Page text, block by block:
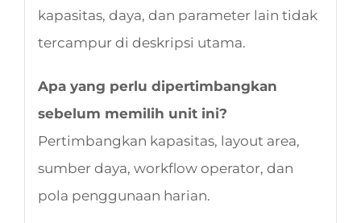
kapasitas, daya, dan parameter lain tidak
tercampur di deskripsi utama.
Apa yang perlu dipertimbangkan
sebelum memilih unit ini?
Pertimbangkan kapasitas, layout area,
sumber daya, workflow operator, dan
pola penggunaan harian.